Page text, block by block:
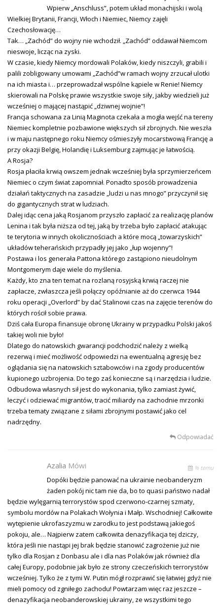
Wpierw „Anschluss”, potem układ monachijski i wolą
Wielkiej Brytanii, Francji, Włoch i Niemiec, Niemcy zajęli
Czechosłowację…
Tak… „Zachód” do wojny nie wchodził. „Zachód” oddawał Niemcom
nieswoje, licząc na zyski.
W czasie, kiedy Niemcy mordowali Polaków, kiedy niszczyli, grabili i
palili zobligowany umowami „Zachód”w ramach wojny zrzucał ulotki
na ich miasta i… przeprowadzał wspólne kąpiele w Renie! Niemcy
skierowali na Polskę prawie wszystkie swoje siły, jakby wiedzieli już
wcześniej o mającej nastąpić „dziwnej wojnie”!
Francja schowana za Linią Maginota czekała a mogła wejść na tereny
Niemiec kompletnie pozbawione większych sił zbrojnych. Nie weszła
i w maju następnego roku Niemcy ośmieszyły mocarstwową Francję a
przy okazji Belgię, Holandię i Luksemburg zajmując je łatwością.
A Rosja?
Rosja płaciła krwią owszem jednak wcześniej była sprzymierzeńcem
Niemiec o czym świat zapomniał. Ponadto sposób prowadzenia
działań taktycznych na zasadzie „ludzi u nas mnogo” przyczynił się
do gigantycznych strat w ludziach.
Dalej idąc cena jaką Rosjanom przyszło zapłacić za realizację planów
Lenina i tak była niższa od tej, jaką by trzeba było zapłacić atakując
te terytoria w innych okolicznościach a które mocą „towarzyskich”
układów teherańskich przypadły jej jako „łup wojenny”!
Postawa i los generała Pattona którego zastąpiono nieudolnym
Montgomerym daje wiele do myślenia.
Każdy, kto zna ten temat na rozlaną rosyjską krwią raczej nie
zapłacze, zwłaszcza jeśli połączy opóźnianie aż do czerwca 1944
roku operacji „Overlord” by dać Stalinowi czas na zajęcie terenów do
których rościł sobie prawa.
Dziś cała Europa finansuje obronę Ukrainy w przypadku Polski jakoś
takiej woli nie było!
Dlatego do natowskich gwarancji podchodzić należy z wielką
rezerwą i mieć możliwość odpowiedzi na ewentualną agresję bez
oglądania się na natowskich sztabowców i na zgody producentów
kupionego uzbrojenia. Do tego zaś konieczne są i narzędzia i ludzie.
Odbudowa własnych sił jest do wykonania, tylko zamiast żywić,
leczyć i odziewać migrantów, tracić miliardy na zachodnie mrzonki
trzeba tematy związane z siłami zbrojnymi postawić jako cel
nadrzędny.
Odpowiadać
Azalia Mówi % temu
Dopóki będzie panować na ukrainie neobanderyzm
żaden pokój nic tam nie da, bo to quasi państwo nadał
będzie wylęgarnią terrorystów spod czerwono-czarnej szmaty,
symbolu mordów na Polakach Wołynia i Małp. Wschodniej! Całkowite
wytępienie ukrofaszyzmu w zarodku to jest podstawą jakiegoś
pokoju, ale… Najpierw zatem całkowita denazyfikacja tej dziczy,
która jeśli nie nastąpi jej brak będzie stanowić zagrożenie już nie
tylko dla Rosjan z Donbasu ale i dla nas Polaków jak również dla
całej Europy, podobnie jak było ze strony czeczeńskich terrorystów
wcześniej. Tylko że z tymi W. Putin mógł rozprawić się łatwiej gdyż nie
mieli pomocy od zgniłego zachodu! Powtarzam więc raz jeszcze –
denazyfikacja neobanderowskiej ukrainy, ze wszystkimi tego